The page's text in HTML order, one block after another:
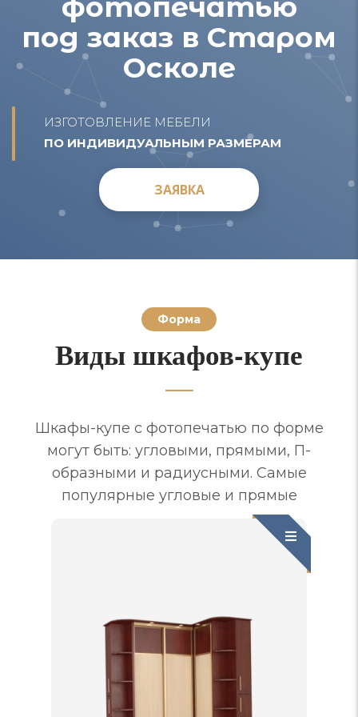
под заказ в Старом
Осколе
ИЗГОТОВЛЕНИЕ МЕБЕЛИ
ПО ИНДИВИДУАЛЬНЫМ РАЗМЕРАМ
ЗАЯВКА
ЗАЯВКА
Форма
Виды шкафов-купе
Шкафы-купе с фотопечатью по форме
могут быть: угловыми, прямыми, П-
образными и радиусными. Самые
популярные угловые и прямые